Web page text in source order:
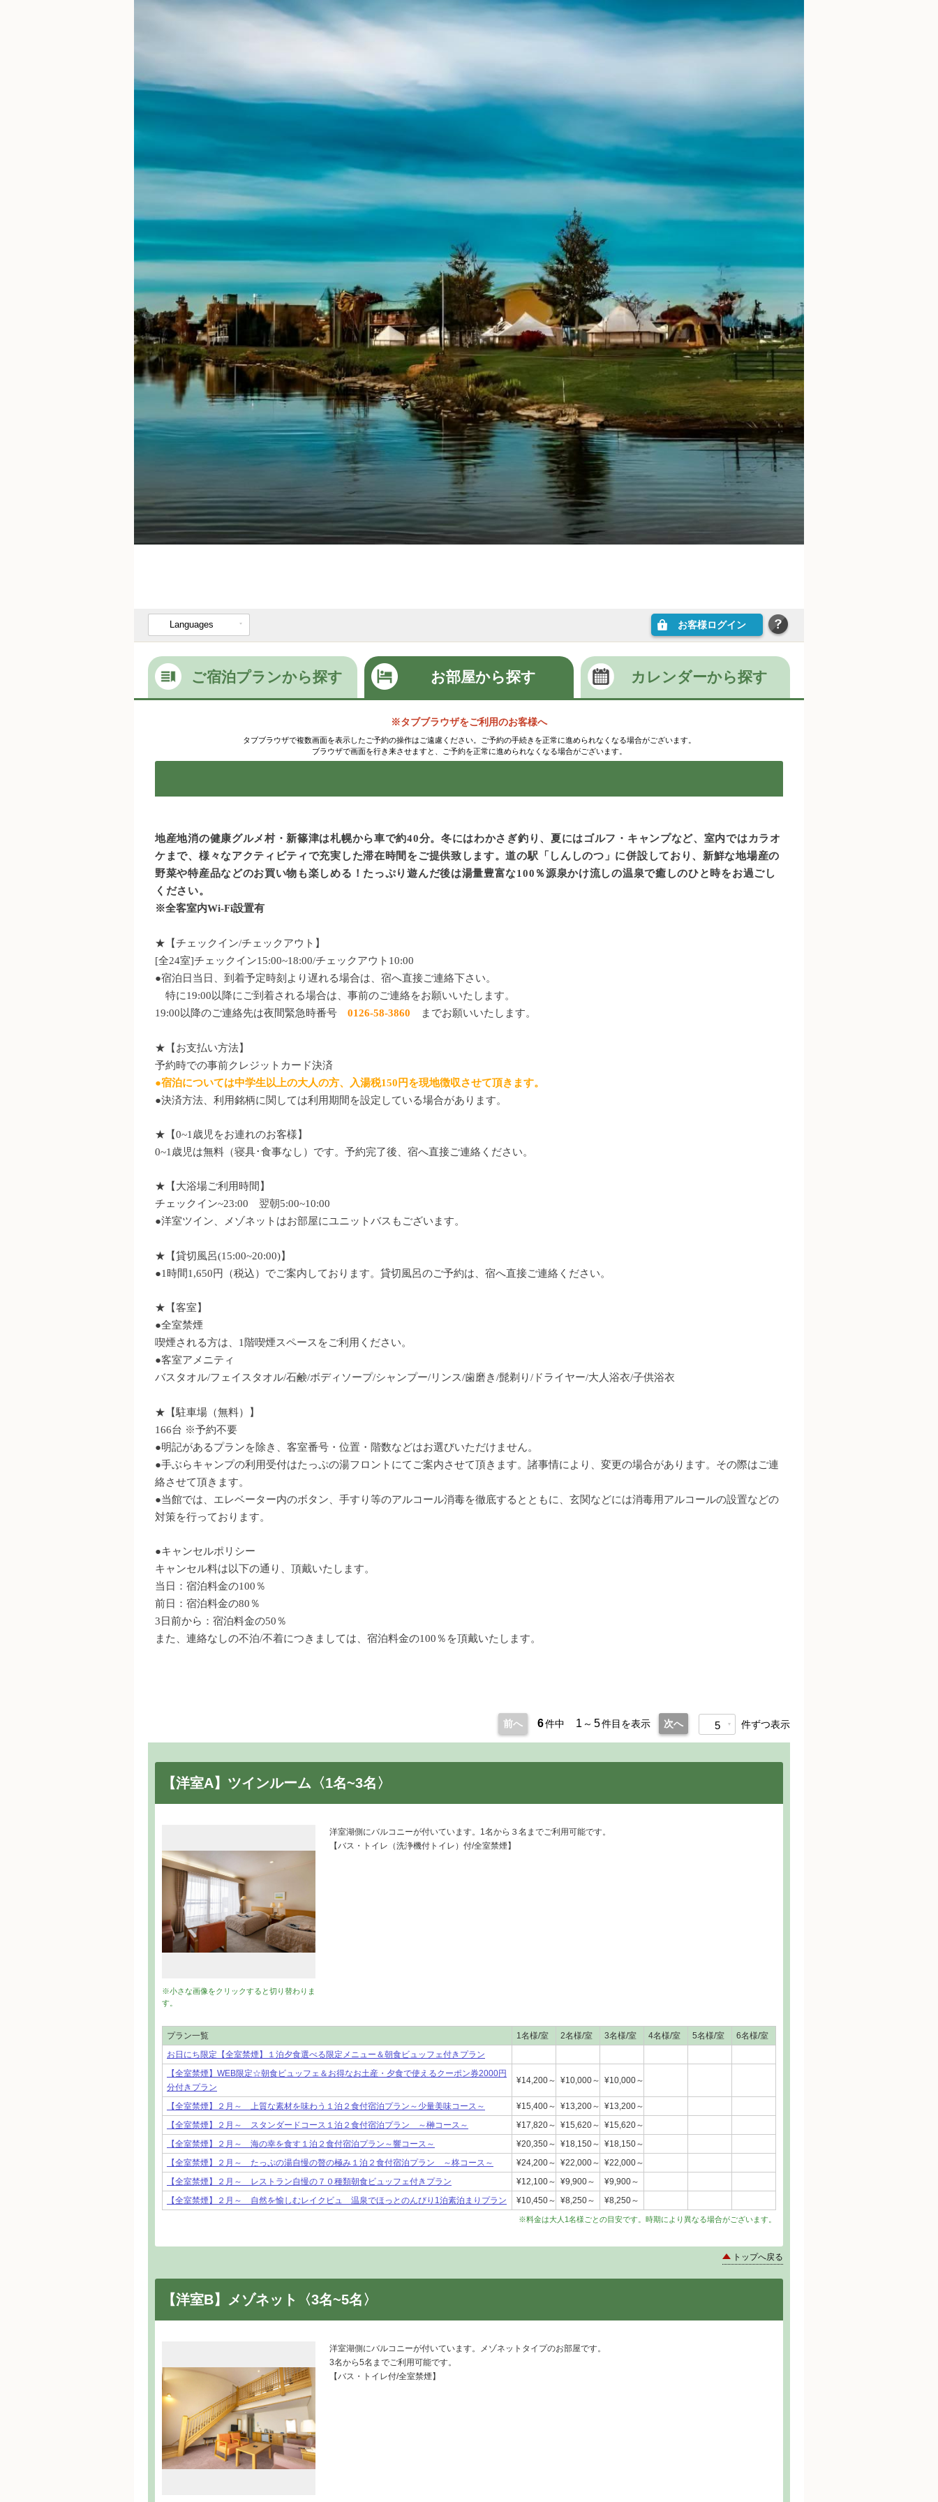
Languages お客様ログイン
ご宿泊プランから探す お部屋から探す カレンダーから探す
※タブブラウザをご利用のお客様へ
タブブラウザで複数画面を表示したご予約の操作はご遠慮ください。ご予約の手続きを正常に進められなくなる場合がございます。
ブラウザで画面を行き来させますと、ご予約を正常に進められなくなる場合がございます。
地産地消の健康グルメ村・新篠津は札幌から車で約40分。冬にはわかさぎ釣り、夏にはゴルフ・キャンプなど、室内ではカラオ
ケまで、様々なアクティビティで充実した滞在時間をご提供致します。道の駅「しんしのつ」に併設しており、新鮮な地場産の
野菜や特産品などのお買い物も楽しめる！たっぷり遊んだ後は湯量豊富な100％源泉かけ流しの温泉で癒しのひと時をお過ごし
ください。
※全客室内Wi-Fi設置有
★【チェックイン/チェックアウト】
[全24室]チェックイン15:00~18:00/チェックアウト10:00
●宿泊日当日、到着予定時刻より遅れる場合は、宿へ直接ご連絡下さい。
特に19:00以降にご到着される場合は、事前のご連絡をお願いいたします。
19:00以降のご連絡先は夜間緊急時番号
0126-58-3860 までお願いいたします。
★【お支払い方法】
予約時での事前クレジットカード決済
●宿泊については中学生以上の大人の方、入湯税150円を現地徴収させて頂きます。
●決済方法、利用銘柄に関しては利用期間を設定している場合があります。
★【0~1歳児をお連れのお客様】
0~1歳児は無料（寝具･食事なし）です。予約完了後、宿へ直接ご連絡ください。
★【大浴場ご利用時間】
チェックイン~23:00 翌朝5:00~10:00
●洋室ツイン、メゾネットはお部屋にユニットバスもございます。
★【貸切風呂(15:00~20:00)】
●1時間1,650円（税込）でご案内しております。貸切風呂のご予約は、宿へ直接ご連絡ください。
★【客室】
●全室禁煙
喫煙される方は、1階喫煙スペースをご利用ください。
●客室アメニティ
バスタオル/フェイスタオル/石鹸/ボディソープ/シャンプー/リンス/歯磨き/髭剃り/ドライヤー/大人浴衣/子供浴衣
★【駐車場（無料）】
166台 ※予約不要
●明記があるプランを除き、客室番号・位置・階数などはお選びいただけません。
●手ぶらキャンプの利用受付はたっぷの湯フロントにてご案内させて頂きます。諸事情により、変更の場合があります。その際はご連
絡させて頂きます。
●当館では、エレベーター内のボタン、手すり等のアルコール消毒を徹底するとともに、玄関などには消毒用アルコールの設置などの
対策を行っております。
●キャンセルポリシー
キャンセル料は以下の通り、頂戴いたします。
当日：宿泊料金の100％
前日：宿泊料金の80％
3日前から：宿泊料金の50％
また、連絡なしの不泊/不着につきましては、宿泊料金の100％を頂戴いたします。
5 件ずつ表示
前へ 6件中 1 ～ 5件目を表示 次へ
【洋室A】ツインルーム〈1名~3名〉
※小さな画像をクリックすると切り替わりま
す。
洋室湖側にバルコニーが付いています。1名から３名までご利用可能です。
【バス・トイレ（洗浄機付トイレ）付/全室禁煙】
プラン一覧 1名様/室 2名様/室 3名様/室 4名様/室 5名様/室
6名様/室
お日にち限定【全室禁煙】１泊夕食選べる限定メニュー＆朝食ビュッフェ付きプラン
【全室禁煙】WEB限定☆朝食ビュッフェ＆お得なお土産・夕食で使えるクーポン券2000円
分付きプラン
¥14,200～ ¥10,000～ ¥10,000～
【全室禁煙】２月～ 上質な素材を味わう１泊２食付宿泊プラン～少量美味コース～ ¥15,400～ ¥13,200～ ¥13,200～
【全室禁煙】２月～ スタンダードコース１泊２食付宿泊プラン ～榊コース～
¥17,820～ ¥15,620～ ¥15,620～
【全室禁煙】２月～ 海の幸を食す１泊２食付宿泊プラン～響コース～
¥20,350～ ¥18,150～ ¥18,150～
【全室禁煙】２月～ たっぷの湯自慢の贅の極み１泊２食付宿泊プラン ～柊コース～
¥24,200～ ¥22,000～ ¥22,000～
【全室禁煙】２月～ レストラン自慢の７０種類朝食ビュッフェ付きプラン
¥12,100～ ¥9,900～
¥9,900～
【全室禁煙】２月～ 自然を愉しむレイクビュ 温泉でほっとのんびり1泊素泊まりプラン
¥10,450～ ¥8,250～ ¥8,250～
※料金は大人1名様ごとの目安です。時期により異なる場合がございます。
トップへ戻る
【洋室B】メゾネット〈3名~5名〉
洋室湖側にバルコニーが付いています。メゾネットタイプのお部屋です。
3名から5名までご利用可能です。
【バス・トイレ付/全室禁煙】